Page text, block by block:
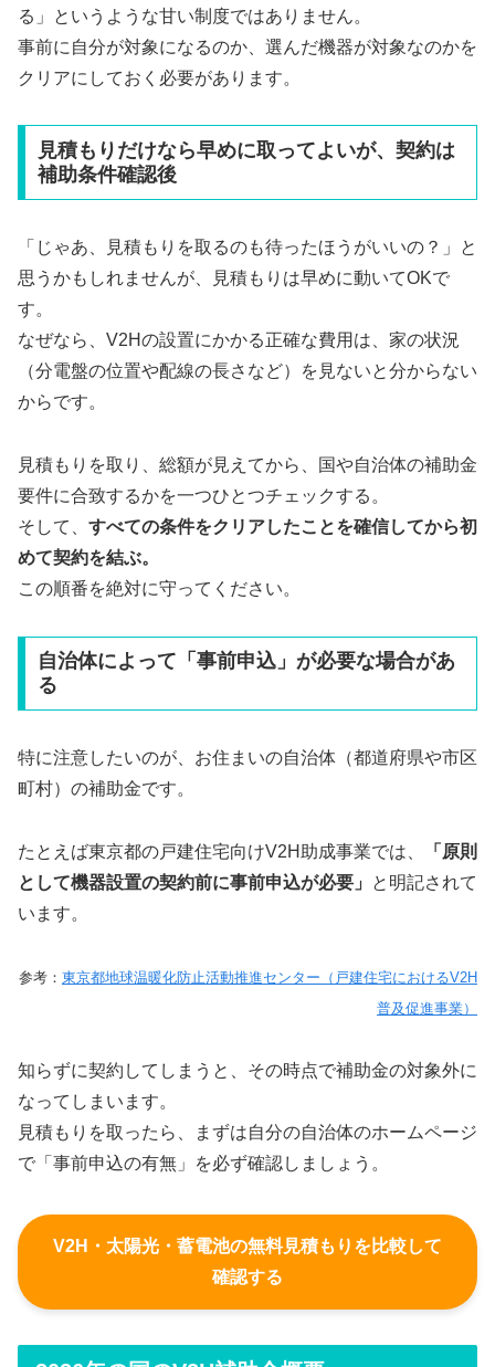
る」というような甘い制度ではありません。
事前に自分が対象になるのか、選んだ機器が対象なのかを
クリアにしておく必要があります。
見積もりだけなら早めに取ってよいが、契約は
補助条件確認後
「じゃあ、見積もりを取るのも待ったほうがいいの？」と
思うかもしれませんが、見積もりは早めに動いてOKで
す。
なぜなら、V2Hの設置にかかる正確な費用は、家の状況
（分電盤の位置や配線の長さなど）を見ないと分からない
からです。
見積もりを取り、総額が見えてから、国や自治体の補助金
要件に合致するかを一つひとつチェックする。
そして、 すべての条件をクリアしたことを確信してから初
めて契約を結ぶ。
この順番を絶対に守ってください。
自治体によって「事前申込」が必要な場合があ
る
特に注意したいのが、お住まいの自治体（都道府県や市区
町村）の補助金です。
たとえば東京都の戸建住宅向けV2H助成事業では、
「原則
として機器設置の契約前に事前申込が必要」
と明記されて
います。
参考： 東京都地球温暖化防止活動推進センター（戸建住宅におけるV2H
普及促進事業）
知らずに契約してしまうと、その時点で補助金の対象外に
なってしまいます。
見積もりを取ったら、まずは自分の自治体のホームページ
で「事前申込の有無」を必ず確認しましょう。
V2H・太陽光・蓄電池の無料見積もりを比較して
確認する